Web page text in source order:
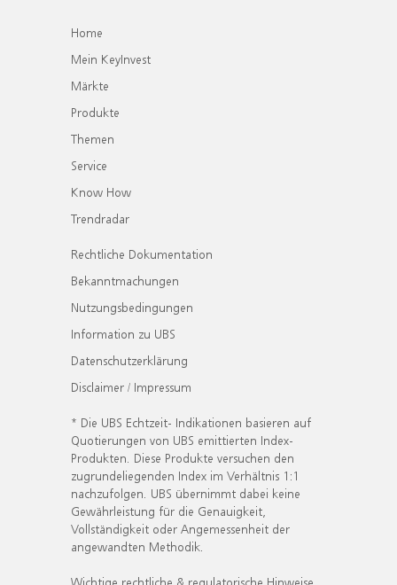
Home
Mein KeyInvest
Märkte
Produkte
Themen
Service
Know How
Trendradar
Rechtliche Dokumentation
Bekanntmachungen
Nutzungsbedingungen
Information zu UBS
Datenschutzerklärung
Disclaimer / Impressum
* Die UBS Echtzeit- Indikationen basieren auf
Quotierungen von UBS emittierten Index-
Produkten. Diese Produkte versuchen den
zugrundeliegenden Index im Verhältnis 1:1
nachzufolgen. UBS übernimmt dabei keine
Gewährleistung für die Genauigkeit,
Vollständigkeit oder Angemessenheit der
angewandten Methodik.